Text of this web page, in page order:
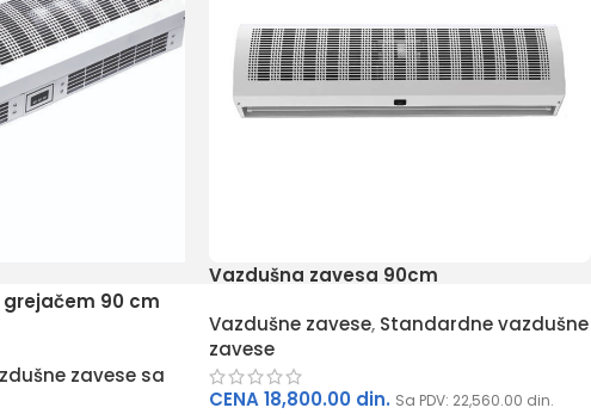
90 cm
zavese sa
Vazdušna zavesa 90cm
Vazdušne zavese, Standardne vazdušne
zavese
CENA18,800.00 din. Sa PDV: 22,560.00 din.